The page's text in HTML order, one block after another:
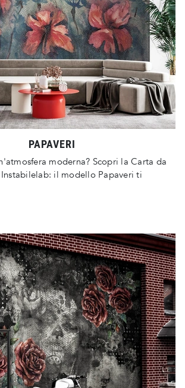
PAPAVERI
moderna? Scopri la Carta da
il modello Papaveri ti